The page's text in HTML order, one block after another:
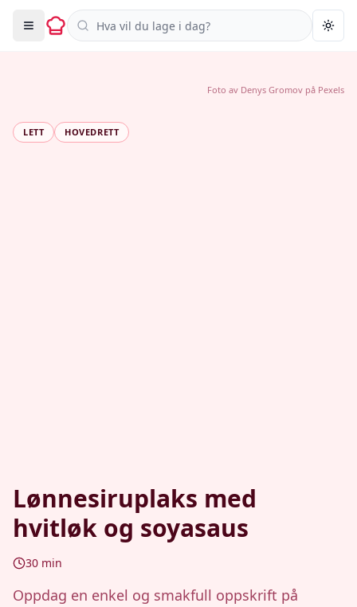
Søk i oppskrifter
LETT HOVEDRETT
Lønnesiruplaks med
hvitløk og soyasaus
30 min
Oppdag en enkel og smakfull oppskrift på
Foto av Denys Gromov på Pexels